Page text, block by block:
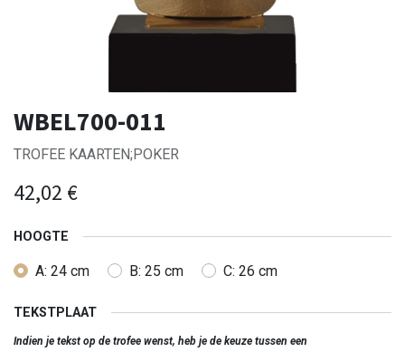
WBEL700-011
TROFEE KAARTEN;POKER
42,02 €
HOOGTE
A: 24 cm B: 25 cm C: 26 cm
TEKSTPLAAT
Indien je tekst op de trofee wenst, heb je de keuze tussen een